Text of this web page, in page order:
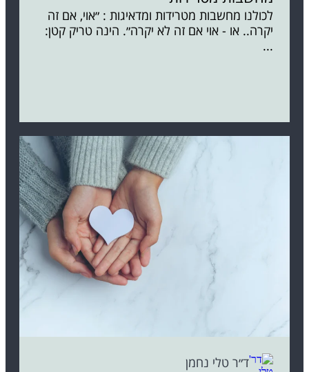
לכולנו מחשבות מטרידות ומדאיגות : ״אוי, אם זה
יקרה.. או - אוי אם זה לא יקרה״. הינה טריק קטן:
...
ד״ר טלי נחמן